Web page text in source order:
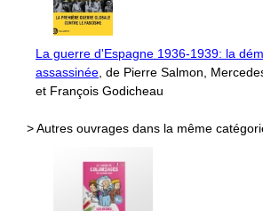
La guerre d'Espagne 1936-1939: la
assassinée, de Pierre Salmon,
et François Godicheau
> Autres ouvrages dans la même